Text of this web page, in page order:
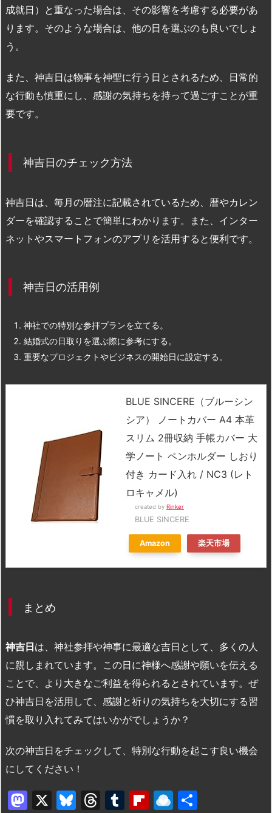
成就日）と重なった場合は、その影響を考慮する必要があ
ります。そのような場合は、他の日を選ぶのも良いでしょ
う。
また、神吉日は物事を神聖に行う日とされるため、日常的
な行動も慎重にし、感謝の気持ちを持って過ごすことが重
要です。
神吉日のチェック方法
神吉日は、毎月の暦注に記載されているため、暦やカレン
ダーを確認することで簡単にわかります。また、インター
ネットやスマートフォンのアプリを活用すると便利です。
神吉日の活用例
神社での特別な参拝プランを立てる。
結婚式の日取りを選ぶ際に参考にする。
重要なプロジェクトやビジネスの開始日に設定する。
BLUE SINCERE（ブルーシン
シア） ノートカバー A4 本革
スリム 2冊収納 手帳カバー 大
学ノート ペンホルダー しおり
付き カード入れ / NC3 (レト
ロキャメル)
created by Rinker
BLUE SINCERE
Amazon 楽天市場
まとめ
神吉日は、神社参拝や神事に最適な吉日として、多くの人
に親しまれています。この日に神様へ感謝や願いを伝える
ことで、より大きなご利益を得られるとされています。ぜ
ひ神吉日を活用して、感謝と祈りの気持ちを大切にする習
慣を取り入れてみてはいかがでしょうか？
次の神吉日をチェックして、特別な行動を起こす良い機会
にしてください！
M X
Bl T
T
Fl R